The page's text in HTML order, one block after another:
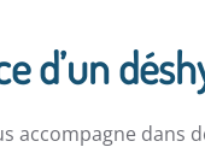
d’un
accompagne dans